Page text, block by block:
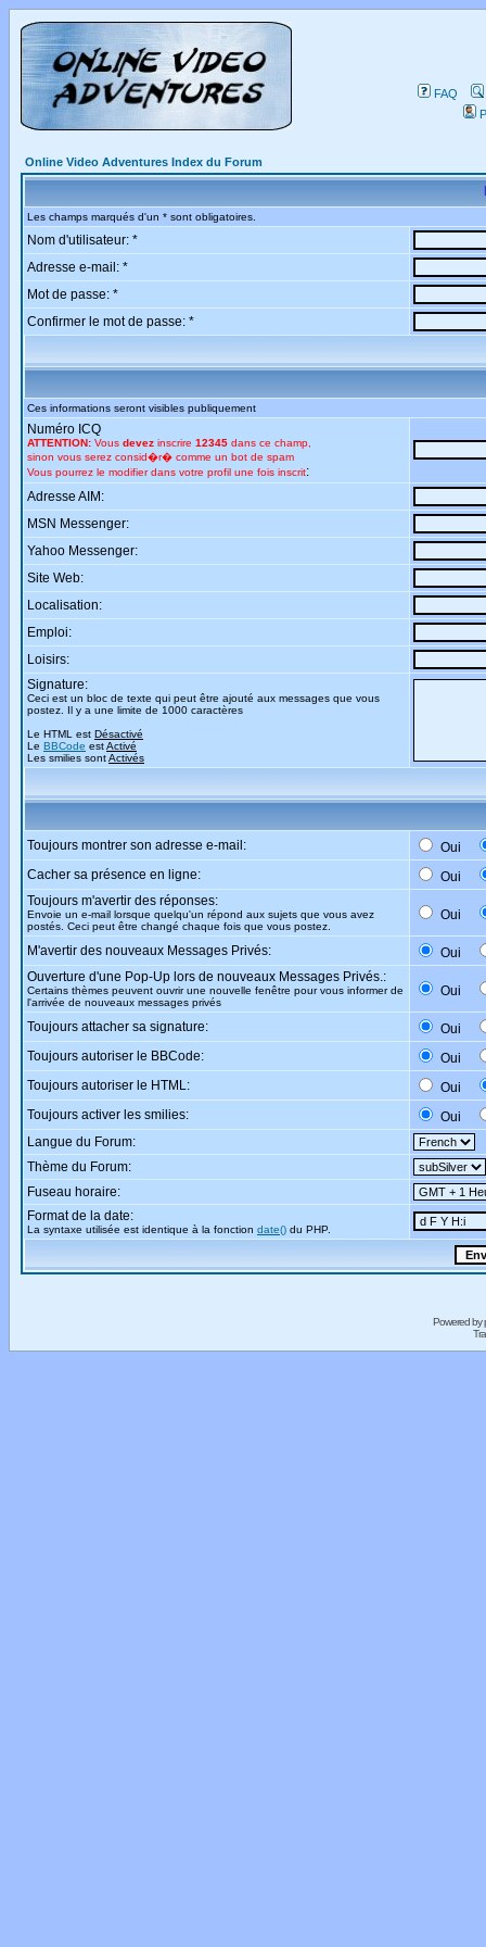
FAQ
Online Video Adventures Index du Forum
Les champs marqués d'un * sont obligatoires.
Nom d'utilisateur: *
Adresse e-mail: *
Mot de passe: *
Confirmer le mot de passe: *
Ces informations seront visibles publiquement
Numéro ICQ
ATTENTION: Vous devez inscrire 12345 dans ce champ,
sinon vous serez consid�r� comme un bot de spam
Vous pourrez le modifier dans votre profil une fois inscrit:
Adresse AIM:
MSN Messenger:
Yahoo Messenger:
Site Web:
Localisation:
Emploi:
Loisirs:
Signature:
Ceci est un bloc de texte qui peut être ajouté aux messages que vous
postez. Il y a une limite de 1000 caractères
Le HTML est Désactivé
Le BBCode estActivé
Les smilies sontActivés
Toujours montrer son adresse e-mail:
Oui
Cacher sa présence en ligne:
Oui
Toujours m'avertir des réponses:
Envoie un e-mail lorsque quelqu'un répond aux sujets que vous avez
postés. Ceci peut être changé chaque fois que vous postez.
Oui
M'avertir des nouveaux Messages Privés:
Oui
Ouverture d'une Pop-Up lors de nouveaux Messages Privés.:
Certains thèmes peuvent ouvrir une nouvelle fenêtre pour vous informer de
l'arrivée de nouveaux messages privés
Oui
Toujours attacher sa signature:
Oui
Toujours autoriser le BBCode:
Oui
Toujours autoriser le HTML:
Oui
Toujours activer les smilies:
Oui
Langue du Forum:
Thème du Forum:
Fuseau horaire:
Format de la date:
La syntaxe utilisée est identique à la fonction date() du PHP.
Powered by